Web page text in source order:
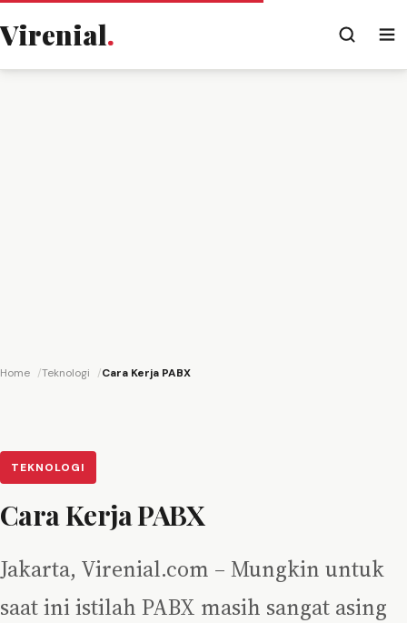
Virenial.
Home Teknologi Cara Kerja PABX
TEKNOLOGI
Cara Kerja PABX
Jakarta, Virenial.com – Mungkin untuk
saat ini istilah PABX masih sangat asing